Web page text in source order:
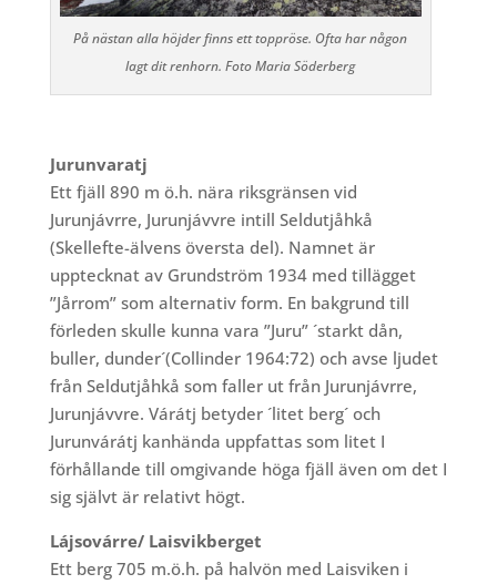
På nästan alla höjder finns ett toppröse. Ofta har någon
lagt dit renhorn. Foto Maria Söderberg
Jurunvaratj
Ett fjäll 890 m ö.h. nära riksgränsen vid
Jurunjávrre, Jurunjávvre intill Seldutjåhkå
(Skellefte-älvens översta del). Namnet är
upptecknat av Grundström 1934 med tillägget
”Jårrom” som alternativ form. En bakgrund till
förleden skulle kunna vara ”Juru” ´starkt dån,
buller, dunder´(Collinder 1964:72) och avse ljudet
från Seldutjåhkå som faller ut från Jurunjávrre,
Jurunjávvre. Várátj betyder ´litet berg´ och
Jurunvárátj kanhända uppfattas som litet I
förhållande till omgivande höga fjäll även om det I
sig självt är relativt högt.
Lájsovárre/ Laisvikberget
Ett berg 705 m.ö.h. på halvön med Laisviken i